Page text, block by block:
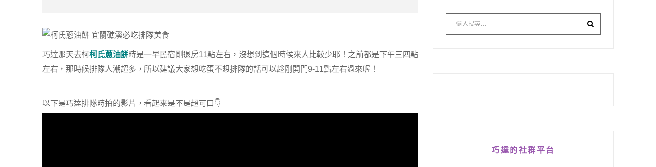
巧達那天去柯 柯氏蔥油餅時是一早民宿剛退房11點左右，沒想到這個時候來人比較少耶！之前都是下午三四點
左右，那時候排隊人潮超多，所以建議大家想吃蛋不想排隊的話可以趁剛開門9-11點左右過來喔！
以下是巧達排隊時拍的影片，看起來是不是超可口👇
巧達的社群平台